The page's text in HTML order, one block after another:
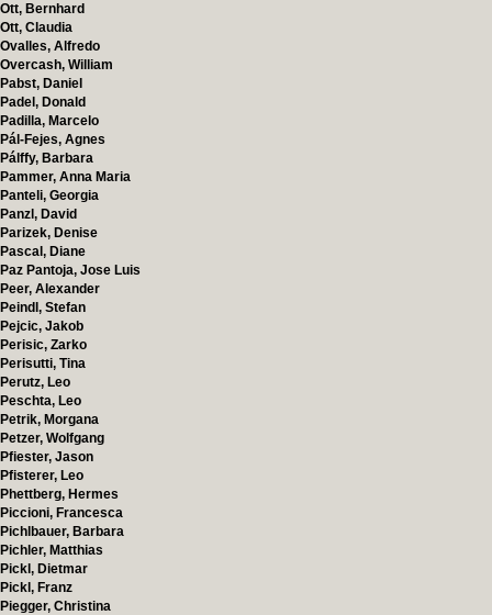
Ott, Bernhard
Ott, Claudia
Ovalles, Alfredo
Overcash, William
Pabst, Daniel
Padel, Donald
Padilla, Marcelo
Pál-Fejes, Agnes
Pálffy, Barbara
Pammer, Anna Maria
Panteli, Georgia
Panzl, David
Parizek, Denise
Pascal, Diane
Paz Pantoja, Jose Luis
Peer, Alexander
Peindl, Stefan
Pejcic, Jakob
Perisic, Zarko
Perisutti, Tina
Perutz, Leo
Peschta, Leo
Petrik, Morgana
Petzer, Wolfgang
Pfiester, Jason
Pfisterer, Leo
Phettberg, Hermes
Piccioni, Francesca
Pichlbauer, Barbara
Pichler, Matthias
Pickl, Dietmar
Pickl, Franz
Piegger, Christina